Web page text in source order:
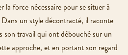
la force nécessaire pour se situer à
un style décontracté, il raconte
son travail qui ont débouché sur un
approche, et en portant son regard